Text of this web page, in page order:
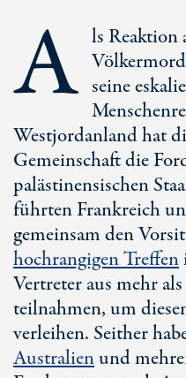
A ls Reaktion
seine
Westjordanland hat
Gemeinschaft die
palästinensischen
führten Frankreich
gemeinsam den
hochrangigen Treffen
Vertreter aus mehr als
teilnahmen, um
verleihen. Seither
Australienund